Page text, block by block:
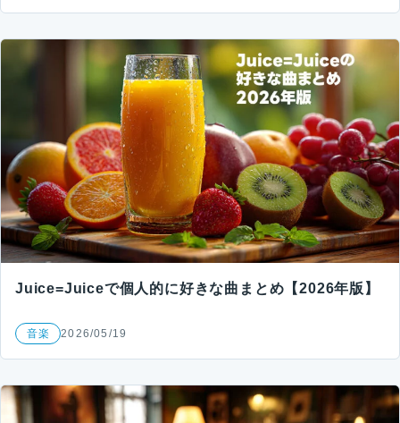
Juice=Juiceで個人的に好きな曲まとめ【2026年版】
音楽 2026/05/19